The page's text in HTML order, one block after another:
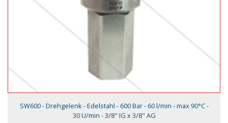
SW600 - Drehgelenk - Edelstahl - 600 Bar - 60 l/min - max 90°C -
30 U/min - 3/8" IG x 3/8" AG